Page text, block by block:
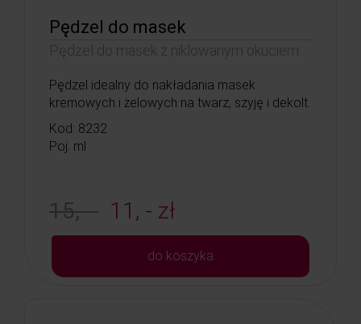
Pędzel do masek
Pędzel do masek z niklowanym okuciem
Pędzel idealny do nakładania masek
kremowych i żelowych na twarz, szyję i dekolt.
Kod: 8232
Poj: ml
15, - 11, - zł
do koszyka